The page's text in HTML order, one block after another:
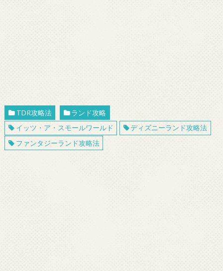
TDR攻略法
ランド攻略
イッツ・ア・スモールワールド
ディズニーランド攻略法
ファンタジーランド攻略法